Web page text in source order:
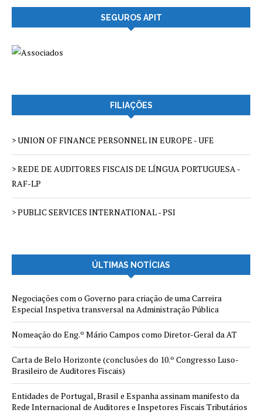
SEGUROS APIT
FILIAÇÕES
> UNION OF FINANCE PERSONNEL IN EUROPE - UFE
> REDE DE AUDITORES FISCAIS DE LÍNGUA PORTUGUESA -
RAF-LP
> PUBLIC SERVICES INTERNATIONAL - PSI
ÚLTIMAS NOTÍCIAS
Negociações com o Governo para criação de uma Carreira
Especial Inspetiva transversal na Administração Pública
Nomeação do Eng.º Mário Campos como Diretor-Geral da AT
Carta de Belo Horizonte (conclusões do 10.º Congresso Luso-
Brasileiro de Auditores Fiscais)
Entidades de Portugal, Brasil e Espanha assinam manifesto da
Rede Internacional de Auditores e Inspetores Fiscais Tributários